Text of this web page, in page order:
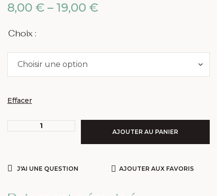
8,00 € – 19,00 €
Choix :
Effacer
AJOUTER AU PANIER
J'AI UNE QUESTION AJOUTER AUX FAVORIS